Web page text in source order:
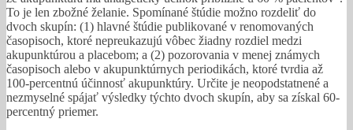
To je len zbožné želanie. Spomínané štúdie možno rozdeliť do
dvoch skupín: (1) hlavné štúdie publikované v renomovaných
časopisoch, ktoré nepreukazujú vôbec žiadny rozdiel medzi
akupunktúrou a placebom; a (2) pozorovania v menej známych
časopisoch alebo v akupunktúrnych periodikách, ktoré tvrdia až
100-percentnú účinnosť akupunktúry. Určite je neopodstatnené a
nezmyselné spájať výsledky týchto dvoch skupín, aby sa získal 60-
percentný priemer.